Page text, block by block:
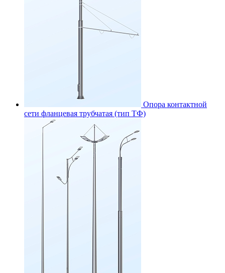
Опора контактной
сети фланцевая трубчатая (тип ТФ)